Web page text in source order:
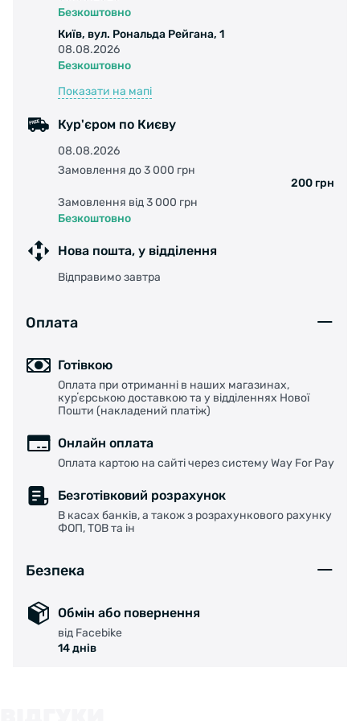
Вес: 45 г.
Безкоштовно
Київ, вул. Рональда Рейгана, 1
08.08.2026
Безкоштовно
Показати на мапі
Кур'єром по Києву
08.08.2026
Замовлення до 3 000 грн
200 грн
Замовлення від 3 000 грн
Безкоштовно
Нова пошта, у відділення
Відправимо завтра
Оплата
Готівкою
Оплата при отриманні в наших магазинах,
курʼєрською доставкою та у відділеннях Нової
Пошти (накладений платіж)
Онлайн оплата
Оплата картою на сайті через систему Way For Pay
Безготівковий розрахунок
В касах банків, а також з розрахункового рахунку
ФОП, ТОВ та ін
Безпека
Обмін або повернення
від Facebike
14 днів